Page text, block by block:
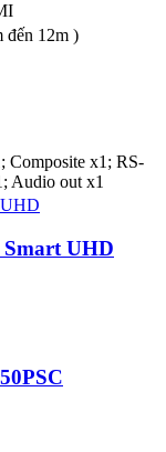
đến 12m )
x1; RS-
Audio out x1
UHD